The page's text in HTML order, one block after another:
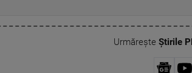
Urmărește Știrile